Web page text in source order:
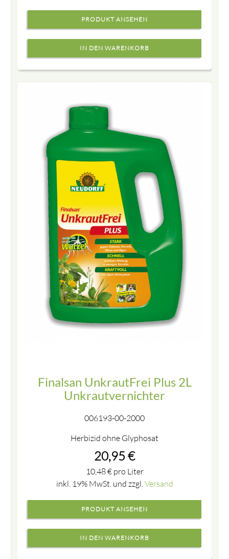
PRODUKT ANSEHEN
Finalsan UnkrautFrei Plus 2L
Unkrautvernichter
006193-00-2000
Herbizid ohne Glyphosat
20,95 €
10,48€pro Liter
inkl. 19% MwSt. und zzgl. Versand
PRODUKT ANSEHEN